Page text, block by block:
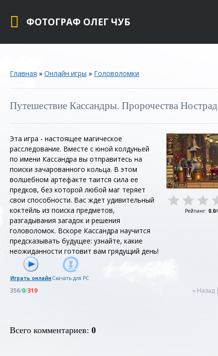
ФОТОГРАФ ОЛЕГ ЧУБ
Главная » Онлайн игры » Головоломки
Путешествие Кассандры. Пророчества
Эта игра - настоящее магическое
расследование. Вместе с юной колдуньей
по имени Кассандра вы отправитесь на
поиски зачарованного кольца. В этом
волшебном артефакте таится сила ее
предков, без которой любой маг теряет
свои способности. Вас ждет удивительный
коктейль из поиска предметов,
разгадывания загадок и решения
головоломок. Вскоре Кассандра научится
предсказывать будущее: узнайте, какие
неожиданности готовит вам грядущий день!
Играть онлайн Скачать для PC
Рейтинг: 0.0/
« Назад
356/0/319
Всего комментариев: 0